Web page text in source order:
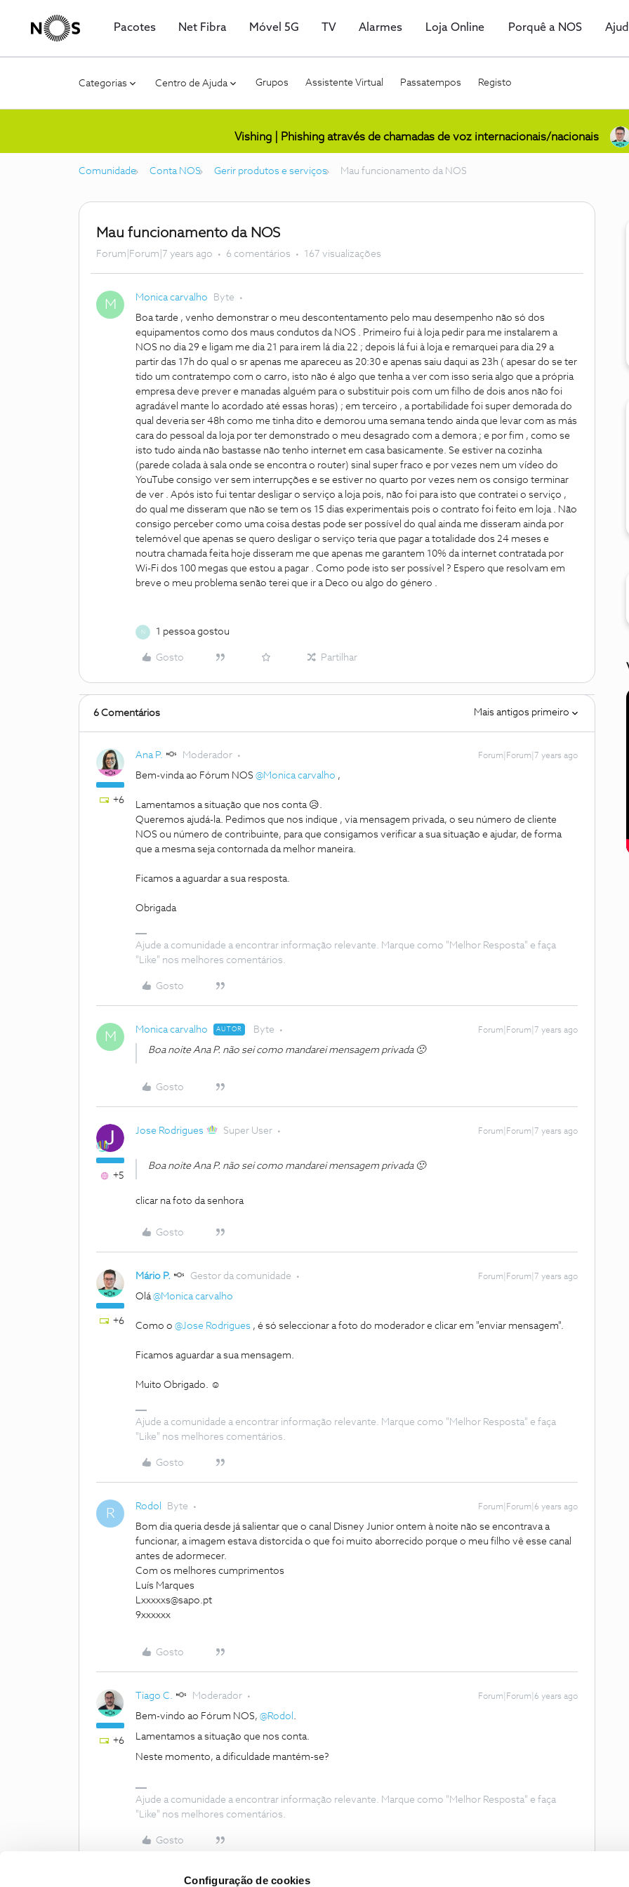
Configuração de cookies
Pacotes Net Fibra Móvel 5G TV Alarmes Loja Online Porquê a NOS
Categorias Centro de Ajuda Grupos Assistente Virtual Passatempos Registo
Vishing | Phishing através de chamadas de voz internacionais/nacionais
Comunidade Conta NOS Gerir produtos e serviços Mau funcionamento da NOS
Mau funcionamento da NOS
Forum|Forum|7 years ago 6 comentários 167 visualizações
M Monica carvalho Byte
Boa tarde , venho demonstrar o meu descontentamento pelo mau desempenho não só dos
equipamentos como dos maus condutos da NOS . Primeiro fui à loja pedir para me instalarem a
NOS no dia 29 e ligam me dia 21 para irem lá dia 22 ; depois lá fui à loja e remarquei para dia 29 a
partir das 17h do qual o sr apenas me apareceu as 20:30 e apenas saiu daqui as 23h ( apesar do se ter
tido um contratempo com o carro, isto não é algo que tenha a ver com isso seria algo que a própria
empresa deve prever e manadas alguém para o substituir pois com um filho de dois anos não foi
agradável mante lo acordado até essas horas) ; em terceiro , a portabilidade foi super demorada do
qual deveria ser 48h como me tinha dito e demorou uma semana tendo ainda que levar com as más
cara do pessoal da loja por ter demonstrado o meu desagrado com a demora ; e por fim , como se
isto tudo ainda não bastasse não tenho internet em casa basicamente. Se estiver na cozinha
(parede colada à sala onde se encontra o router) sinal super fraco e por vezes nem um vídeo do
YouTube consigo ver sem interrupções e se estiver no quarto por vezes nem os consigo terminar
de ver . Após isto fui tentar desligar o serviço a loja pois, não foi para isto que contratei o serviço ,
do qual me disseram que não se tem os 15 dias experimentais pois o contrato foi feito em loja . Não
consigo perceber como uma coisa destas pode ser possível do qual ainda me disseram ainda por
telemóvel que apenas se quero desligar o serviço teria que pagar a totalidade dos 24 meses e
noutra chamada feita hoje disseram me que apenas me garantem 10% da internet contratada por
Wi-Fi dos 100 megas que estou a pagar . Como pode isto ser possível ? Espero que resolvam em
breve o meu problema senão terei que ir a Deco ou algo do género .
N 1 pessoa gostou
Gosto Partilhar
6 Comentários Mais antigos primeiro
+6
Ana P. Moderador Forum|Forum|7 years ago
Bem-vinda ao Fórum NOS @Monica carvalho ,
Lamentamos a situação que nos conta 😥.
Queremos ajudá-la. Pedimos que nos indique , via mensagem privada, o seu número de cliente
NOS ou número de contribuinte, para que consigamos verificar a sua situação e ajudar, de forma
que a mesma seja contornada da melhor maneira.
Ficamos a aguardar a sua resposta.
Obrigada
Ajude a comunidade a encontrar informação relevante. Marque como "Melhor Resposta" e faça
"Like" nos melhores comentários.
Gosto
M Monica carvalho AUTOR Byte Forum|Forum|7 years ago
Boa noite Ana P. não sei como mandarei mensagem privada 🙁
Gosto
+5
Jose Rodrigues Super User Forum|Forum|7 years ago
Boa noite Ana P. não sei como mandarei mensagem privada 🙁
clicar na foto da senhora
Gosto
+6
Mário P. Gestor da comunidade Forum|Forum|7 years ago
Olá@Monica carvalho
Como o @Jose Rodrigues , é só seleccionar a foto do moderador e clicar em "enviar mensagem".
Ficamos aguardar a sua mensagem.
Muito Obrigado. ☺️
Ajude a comunidade a encontrar informação relevante. Marque como "Melhor Resposta" e faça
"Like" nos melhores comentários.
Gosto
R Rodol Byte Forum|Forum|6 years ago
Bom dia queria desde já salientar que o canal Disney Junior ontem à noite não se encontrava a
funcionar, a imagem estava distorcida o que foi muito aborrecido porque o meu filho vê esse canal
antes de adormecer.
Com os melhores cumprimentos
Luís Marques
Lxxxxxs@sapo.pt
9xxxxxx
Gosto
+6
Tiago C. Moderador Forum|Forum|6 years ago
Bem-vindo ao Fórum NOS, @Rodol .
Lamentamos a situação que nos conta.
Neste momento, a dificuldade mantém-se?
Ajude a comunidade a encontrar informação relevante. Marque como "Melhor Resposta" e faça
"Like" nos melhores comentários.
Gosto